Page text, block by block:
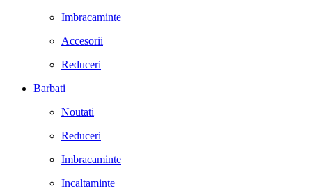
Imbracaminte
Accesorii
Reduceri
Barbati
Noutati
Reduceri
Imbracaminte
Incaltaminte